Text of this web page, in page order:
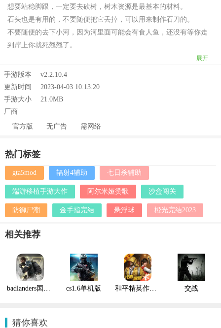
想要站稳脚跟，一定要去砍树，树木资源是最基本的材料。
石头也是有用的，不要随便把它丢掉，可以用来制作石刀的。
不要随便的去下小河，因为河里面可能会有食人鱼，还没有等你走
到岸上你就死翘翘了。
展开
手游版本
v2.2.10.4
更新时间
2023-04-03 10:13:20
手游大小
21.0MB
厂商
官方版
无广告 需网络
热门标签
gta5mod 辐射4辅助 七日杀辅助
端游移植手游大作 阿尔米娅赞歌 沙盒闯关
防御尸潮 金手指完结 悬浮球 橙光完结2023
相关推荐
badlanders国际版 cs1.6单机版 和平精英作弊菜单 交战
猜你喜欢